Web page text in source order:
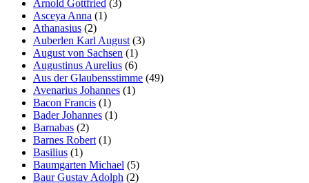
Arnold Gottfried (3)
Asceya Anna (1)
Athanasius (2)
Auberlen Karl August (3)
August von Sachsen (1)
Augustinus Aurelius (6)
Aus der Glaubensstimme (49)
Avenarius Johannes (1)
Bacon Francis (1)
Bader Johannes (1)
Barnabas (2)
Barnes Robert (1)
Basilius (1)
Baumgarten Michael (5)
Baur Gustav Adolph (2)